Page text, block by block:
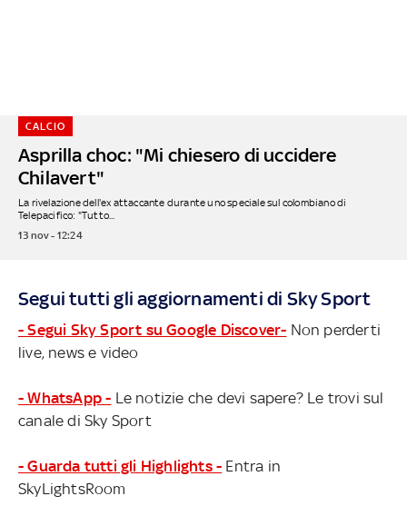
Asprilla choc: "Mi chiesero di uccidere
Chilavert"
CALCIO
La rivelazione dell'ex attaccante durante uno speciale sul colombiano di
Telepacifico: "Tutto...
13 nov - 12:24
Segui tutti gli aggiornamenti di Sky Sport
- Segui Sky Sport su Google Discover- Non perderti
live, news e video
- WhatsApp - Le notizie che devi sapere? Le trovi sul
canale di Sky Sport
- Guarda tutti gli Highlights - Entra in
SkyLightsRoom